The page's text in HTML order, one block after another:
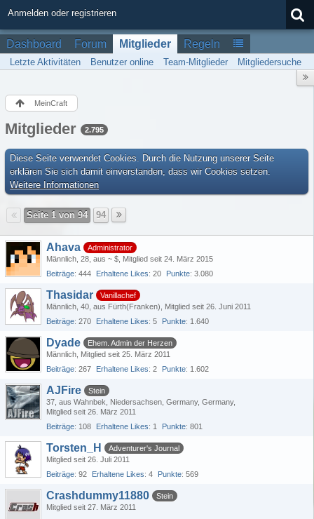
Anmelden oder registrieren
Dashboard Forum Mitglieder Regeln
Letzte Aktivitäten Benutzer online Team-Mitglieder Mitgliedersuche
MeinCraft
Mitglieder 2.795
Diese Seite verwendet Cookies. Durch die Nutzung unserer Seite
erklären Sie sich damit einverstanden, dass wir Cookies setzen.
Weitere Informationen
Seite 1 von 94 94
Ahava
Administrator
Männlich 28 aus ~ $ Mitglied seit 24. März 2015
Beiträge 444 Erhaltene Likes 20 Punkte 3.080
Thasidar
Vanillachef
Männlich 40 aus Fürth(Franken)
Mitglied seit 26. Juni 2011
Beiträge 270 Erhaltene Likes 5 Punkte 1.640
Dyade
Ehem. Admin der Herzen
Männlich Mitglied seit 25. März 2011
Beiträge 267 Erhaltene Likes 2 Punkte 1.602
AJFire
Stein
37 aus Wahnbek, Niedersachsen, Germany, Germany
Mitglied seit 26. März 2011
Beiträge 108 Erhaltene Likes 1 Punkte 801
Torsten_H
Adventurer's Journal
Mitglied seit 26. Juli 2011
Beiträge 92 Erhaltene Likes 4 Punkte 569
Crashdummy11880
Stein
Mitglied seit 27. März 2011